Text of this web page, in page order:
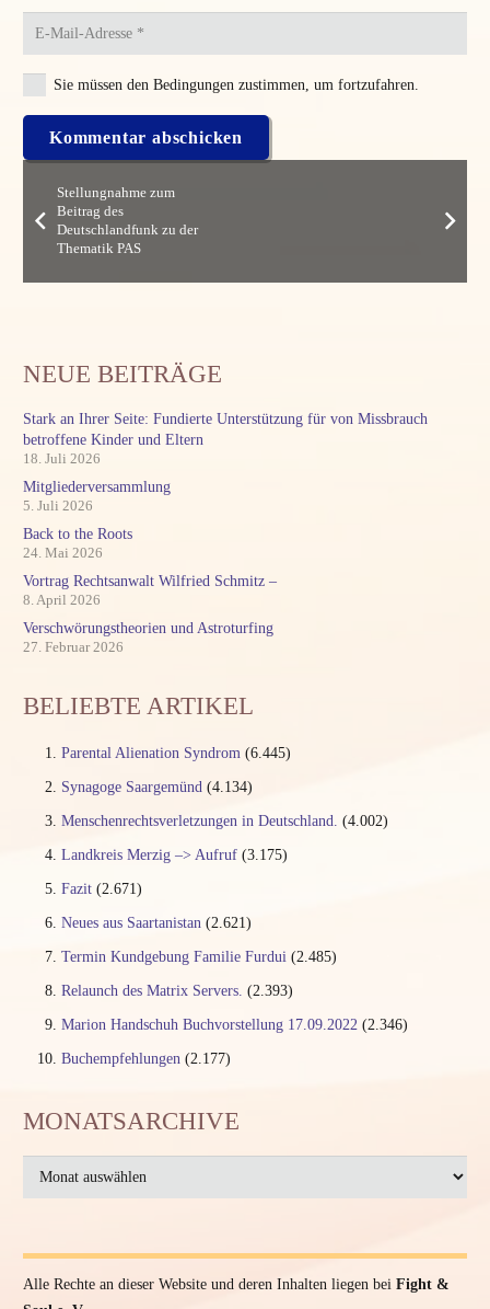
Sie müssen den Bedingungen zustimmen, um fortzufahren.
Kommentar abschicken
Stellungnahme zum
Beitrag des
Deutschlandfunk zu der
Thematik PAS
NEUE BEITRÄGE
Stark an Ihrer Seite: Fundierte Unterstützung für von Missbrauch
betroffene Kinder und Eltern
18. Juli 2026
Mitgliederversammlung
5. Juli 2026
Back to the Roots
24. Mai 2026
Vortrag Rechtsanwalt Wilfried Schmitz –
8. April 2026
Verschwörungstheorien und Astroturfing
27. Februar 2026
BELIEBTE ARTIKEL
Parental Alienation Syndrom (6.445)
Synagoge Saargemünd (4.134)
Menschenrechtsverletzungen in Deutschland. (4.002)
Landkreis Merzig –> Aufruf (3.175)
Fazit (2.671)
Neues aus Saartanistan (2.621)
Termin Kundgebung Familie Furdui (2.485)
Relaunch des Matrix Servers. (2.393)
Marion Handschuh Buchvorstellung 17.09.2022 (2.346)
Buchempfehlungen (2.177)
MONATSARCHIVE
MONATSARCHIVE
Alle Rechte an dieser Website und deren Inhalten liegen bei Fight &